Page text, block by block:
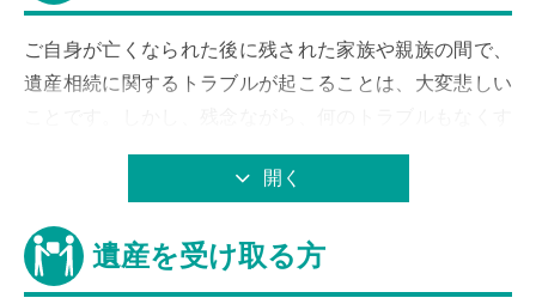
ご自身が亡くなられた後に残された家族や親族の間で、
遺産相続に関するトラブルが起こることは、大変悲しい
んなり終わる場合は、圧倒的に少ない。相続争いなどの
トラブルを未然に防ぐためにも、しっかりと遺産を把握
どの準備が必要となります。
キャストグローバルでは、そのようなお気持ちに応える
開く
遺産を受け取る方